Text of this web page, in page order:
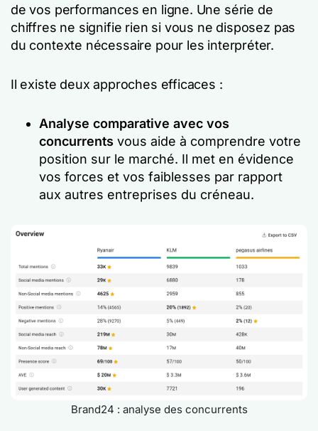
de vos performances en ligne. Une série de
chiffres ne signifie rien si vous ne disposez pas
du contexte nécessaire pour les interpréter.
Il existe deux approches efficaces :
Analyse comparative avec vos
concurrents vous aide à comprendre votre
position sur le marché. Il met en évidence
vos forces et vos faiblesses par rapport
aux autres entreprises du créneau.
Brand24 : analyse des concurrents